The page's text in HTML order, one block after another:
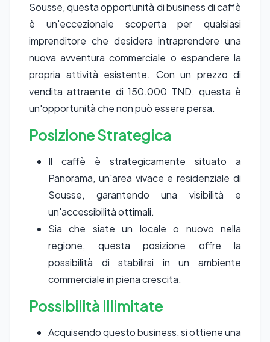
Sousse, questa opportunità di business di caffè
è un'eccezionale scoperta per qualsiasi
imprenditore che desidera intraprendere una
nuova avventura commerciale o espandere la
propria attività esistente. Con un prezzo di
vendita attraente di 150.000 TND, questa è
un'opportunità che non può essere persa.
Posizione Strategica
Il caffè è strategicamente situato a
Panorama, un'area vivace e residenziale di
Sousse, garantendo una visibilità e
un'accessibilità ottimali.
Sia che siate un locale o nuovo nella
regione, questa posizione offre la
possibilità di stabilirsi in un ambiente
commerciale in piena crescita.
Possibilità Illimitate
Acquisendo questo business, si ottiene una